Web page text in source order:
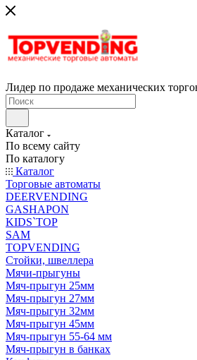
Лидер по продаже механических
Каталог
По всему сайту
По каталогу
Каталог
Торговые автоматы
DEERVENDING
GASHAPON
KIDS`TOP
SAM
TOPVENDING
Стойки, швеллера
Мячи-прыгуны
Мяч-прыгун 25мм
Мяч-прыгун 27мм
Мяч-прыгун 32мм
Мяч-прыгун 45мм
Мяч-прыгун 55-64 мм
Мяч-прыгун в банках